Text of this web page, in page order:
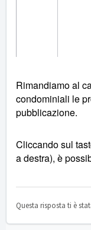
Rimandiamo al
condominiali le
pubblicazione.
Cliccando sul
a destra), è
Questa risposta ti è